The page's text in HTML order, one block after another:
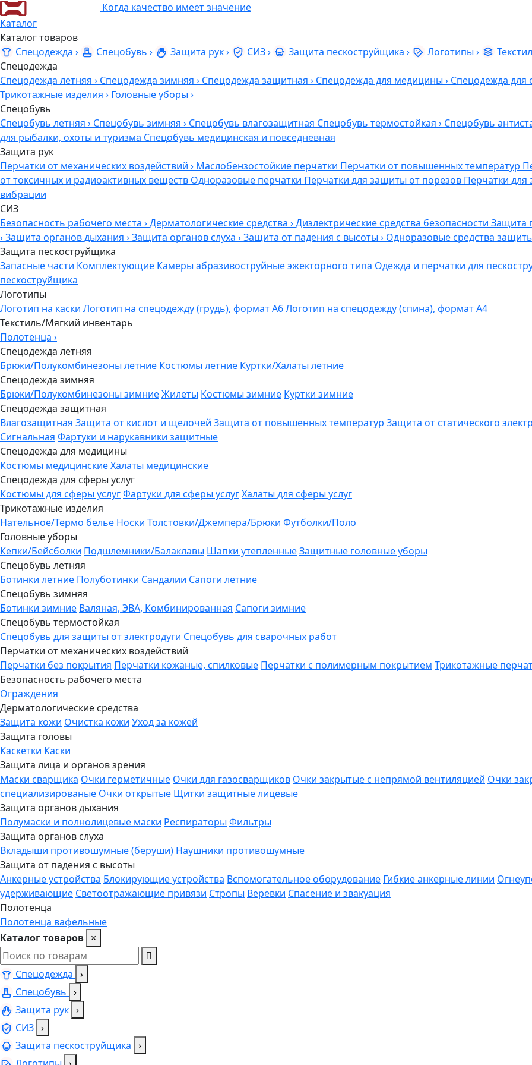
Когда качество имеет значение
Каталог
Каталог товаров
Спецодежда › Спецобувь › Защита рук› СИЗ› Защита пескоструйщика › Логотипы ›
Спецодежда
Спецодежда летняя › Спецодежда зимняя › Спецодежда защитная › Спецодежда для медицины › Спецодежда для
Трикотажные изделия › Головные уборы ›
Спецобувь
Спецобувь летняя › Спецобувь зимняя › Спецобувь влагозащитная Спецобувь термостойкая › Спецобувь
для рыбалки, охоты и туризма Спецобувь медицинская и повседневная
Защита рук
Перчатки от механических воздействий › Маслобензостойкие перчатки Перчатки от повышенных температур
от токсичных и радиоактивных веществ Одноразовые перчатки Перчатки для защиты от порезов Перчатки для
вибрации
СИЗ
Безопасность рабочего места ›Дерматологические средства ›Диэлектрические средства безопасности Защита
›Защита органов дыхания ›Защита органов слуха ›Защита от падения с высоты › Одноразовые средства
Защита пескоструйщика
Запасные части Комплектующие Камеры абразивоструйные эжекторного типа Одежда и перчатки для
пескоструйщика
Логотипы
Логотип на каски Логотип на спецодежду (грудь), формат А6Логотип на спецодежду (спина), формат А4
Текстиль/Мягкий инвентарь
Полотенца ›
Спецодежда летняя
Брюки/Полукомбинезоны летние Костюмы летние Куртки/Халаты летние
Спецодежда зимняя
Брюки/Полукомбинезоны зимниеЖилеты Костюмы зимние Куртки зимние
Спецодежда защитная
Влагозащитная Защита от кислот и щелочей Защита от повышенных температур Защита от статического
Сигнальная Фартуки и нарукавники защитные
Спецодежда для медицины
Костюмы медицинскиеХалаты медицинские
Спецодежда для сферы услуг
Костюмы для сферы услугФартуки для сферы услугХалаты для сферы услуг
Трикотажные изделия
Нательное/Термо белье Носки Толстовки/Джемпера/Брюки Футболки/Поло
Головные уборы
Кепки/Бейсболки Подшлемники/Балаклавы Шапки утепленныеЗащитные головные уборы
Спецобувь летняя
Ботинки летние Полуботинки Сандалии Сапоги летние
Спецобувь зимняя
Ботинки зимние Валяная, ЭВА, Комбинированная Сапоги зимние
Спецобувь термостойкая
Спецобувь для защиты от электродуги Спецобувь для сварочных работ
Перчатки от механических воздействий
Перчатки без покрытия Перчатки кожаные, спилковые Перчатки с полимерным покрытием Трикотажные
Безопасность рабочего места
Ограждения
Дерматологические средства
Защита кожи Очистка кожи Уход за кожей
Защита головы
Каскетки Каски
Защита лица и органов зрения
Маски сварщика Очки герметичные Очки для газосварщиков Очки закрытые с непрямой вентиляцией Очки
специализированые Очки открытые Щитки защитные лицевые
Защита органов дыхания
Полумаски и полнолицевые маски Респираторы Фильтры
Защита органов слуха
Вкладыши противошумные (беруши) Наушники противошумные
Защита от падения с высоты
Анкерные устройства Блокирующие устройства Вспомогательное оборудование Гибкие анкерные линии
удерживающие Светоотражающие привязи Стропы Веревки Спасение и эвакуация
Полотенца
Полотенца вафельные
Каталог товаров ×
Спецодежда ›
Спецобувь ›
Защита рук ›
СИЗ ›
Защита пескоструйщика ›